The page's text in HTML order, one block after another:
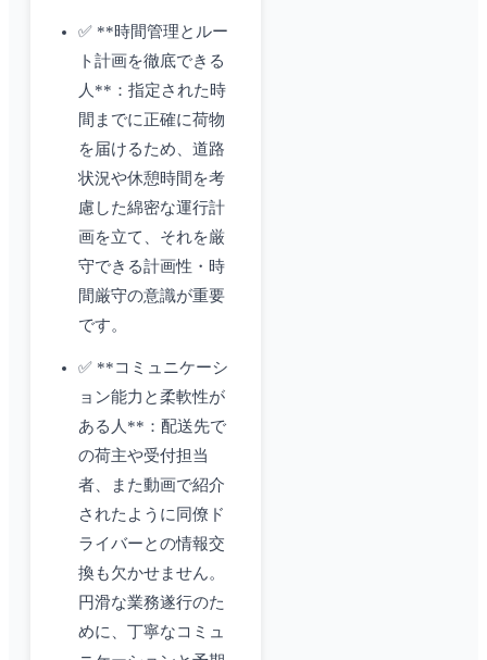
✅ **時間管理とルー
ト計画を徹底できる
人**：指定された時
間までに正確に荷物
を届けるため、道路
状況や休憩時間を考
慮した綿密な運行計
画を立て、それを厳
守できる計画性・時
間厳守の意識が重要
です。
✅ **コミュニケーシ
ョン能力と柔軟性が
ある人**：配送先で
の荷主や受付担当
者、また動画で紹介
されたように同僚ド
ライバーとの情報交
換も欠かせません。
円滑な業務遂行のた
めに、丁寧なコミュ